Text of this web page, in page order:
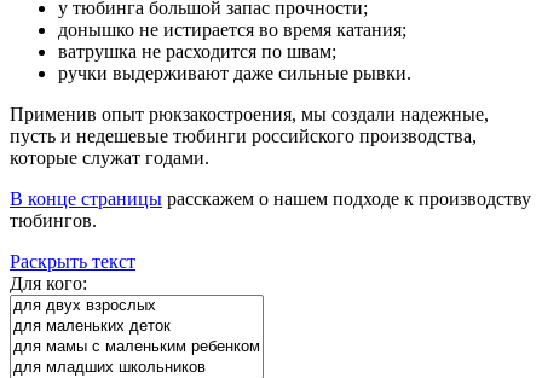
у тюбинга большой запас прочности;
донышко не истирается во время катания;
ватрушка не расходится по швам;
ручки выдерживают даже сильные рывки.
Применив опыт рюкзакостроения, мы создали надежные,
пусть и недешевые тюбинги российского производства,
которые служат годами.
В конце страницы расскажем о нашем подходе к производству
тюбингов.
Раскрыть текст
Для кого: